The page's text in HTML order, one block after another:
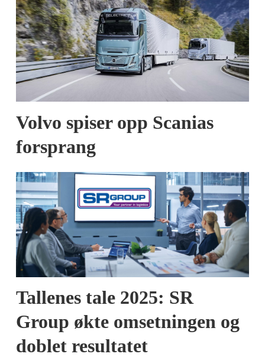
Volvo spiser opp Scanias
forsprang
Tallenes tale 2025: SR
Group økte omsetningen og
doblet resultatet